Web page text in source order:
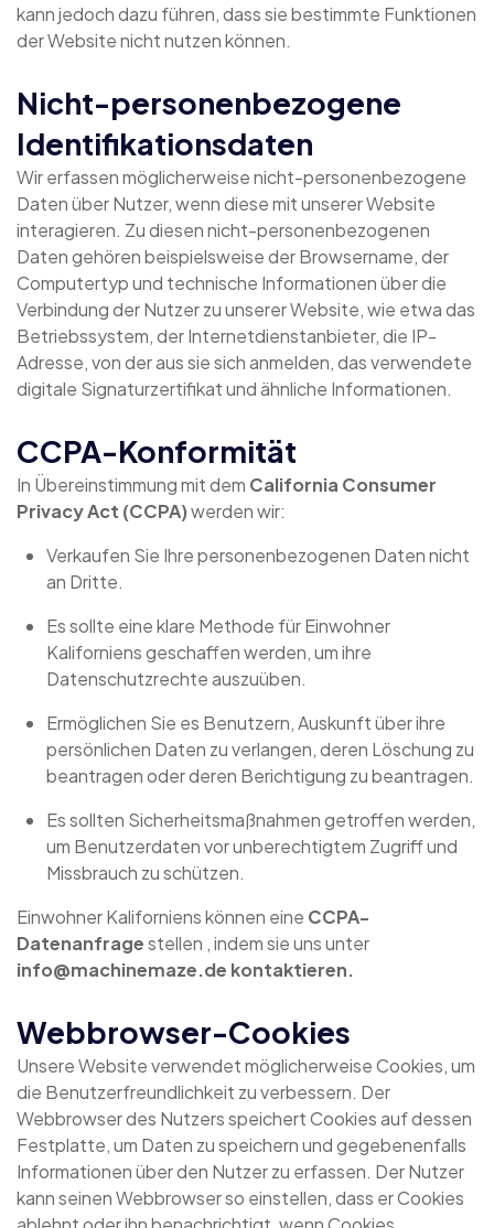
kann jedoch dazu führen, dass sie bestimmte Funktionen
der Website nicht nutzen können.
Nicht-personenbezogene
Identifikationsdaten
Wir erfassen möglicherweise nicht-personenbezogene
Daten über Nutzer, wenn diese mit unserer Website
interagieren. Zu diesen nicht-personenbezogenen
Daten gehören beispielsweise der Browsername, der
Computertyp und technische Informationen über die
Verbindung der Nutzer zu unserer Website, wie etwa das
Betriebssystem, der Internetdienstanbieter, die IP-
Adresse, von der aus sie sich anmelden, das verwendete
digitale Signaturzertifikat und ähnliche Informationen.
CCPA-Konformität
In Übereinstimmung mit dem California Consumer
Privacy Act (CCPA)werden wir:
Verkaufen Sie Ihre personenbezogenen Daten nicht
an Dritte.
Es sollte eine klare Methode für Einwohner
Kaliforniens geschaffen werden, um ihre
Datenschutzrechte auszuüben.
Ermöglichen Sie es Benutzern, Auskunft über ihre
persönlichen Daten zu verlangen, deren Löschung zu
beantragen oder deren Berichtigung zu beantragen.
Es sollten Sicherheitsmaßnahmen getroffen werden,
um Benutzerdaten vor unberechtigtem Zugriff und
Missbrauch zu schützen.
Einwohner Kaliforniens können eine CCPA-
Datenanfragestellen , indem sie uns unter
info@machinemaze.de kontaktieren.
Webbrowser-Cookies
Unsere Website verwendet möglicherweise Cookies, um
die Benutzerfreundlichkeit zu verbessern. Der
Webbrowser des Nutzers speichert Cookies auf dessen
Festplatte, um Daten zu speichern und gegebenenfalls
Informationen über den Nutzer zu erfassen. Der Nutzer
kann seinen Webbrowser so einstellen, dass er Cookies